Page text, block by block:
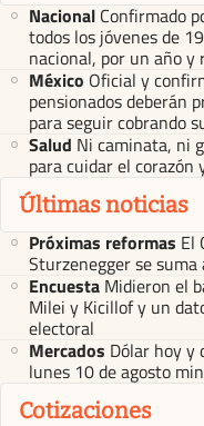
Nacional Confirmado
todos los jóvenes de
nacional, por un año
México Oficial y
pensionados deberán
para seguir cobrando
Salud Ni caminata, ni
para cuidar el
Últimas noticias
Próximas reformas El
Sturzenegger se
Encuesta Midieron el
Milei y Kicillof y un
electoral
Mercados Dólar hoy y
lunes 10 de agosto
Cotizaciones